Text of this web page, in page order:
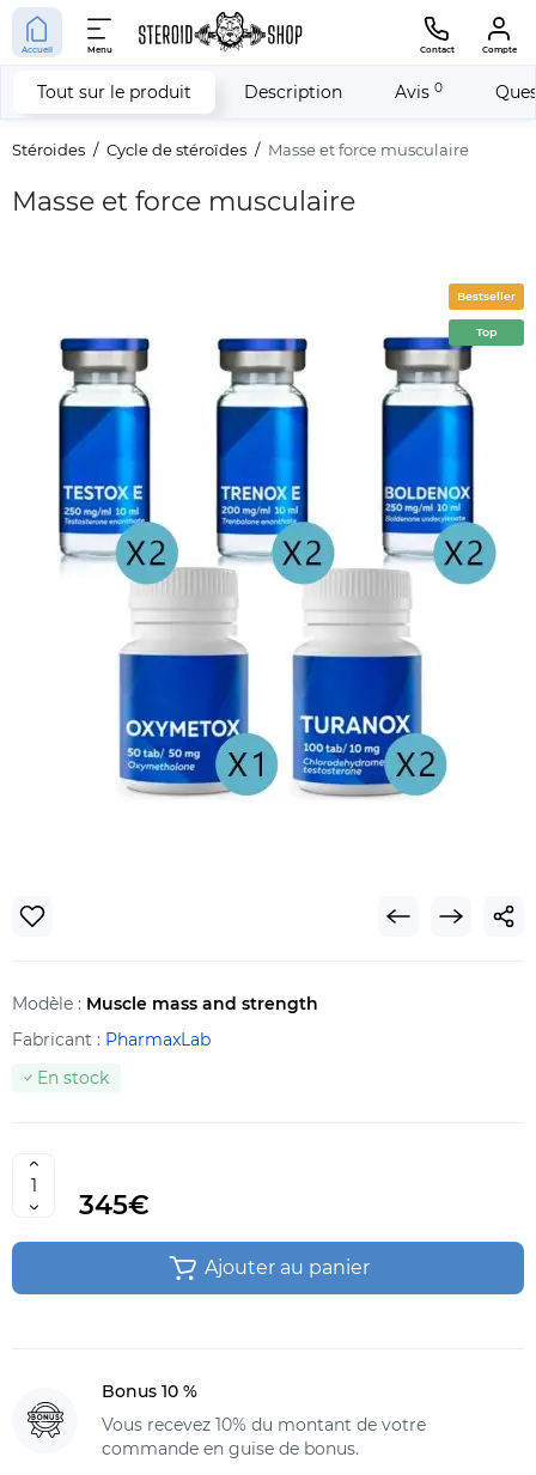
Accueil Menu Contact Compte
Stéroides Cycle de stéroïdes Masse et force musculaire
Masse et force musculaire
Tout sur le produit Description Avis 0
Bestseller
Top
Modèle : Muscle mass and strength
Fabricant : PharmaxLab
En stock
345€
Ajouter au panier
Bonus 10 %
Vous recevez 10% du montant de votre
commande en guise de bonus.